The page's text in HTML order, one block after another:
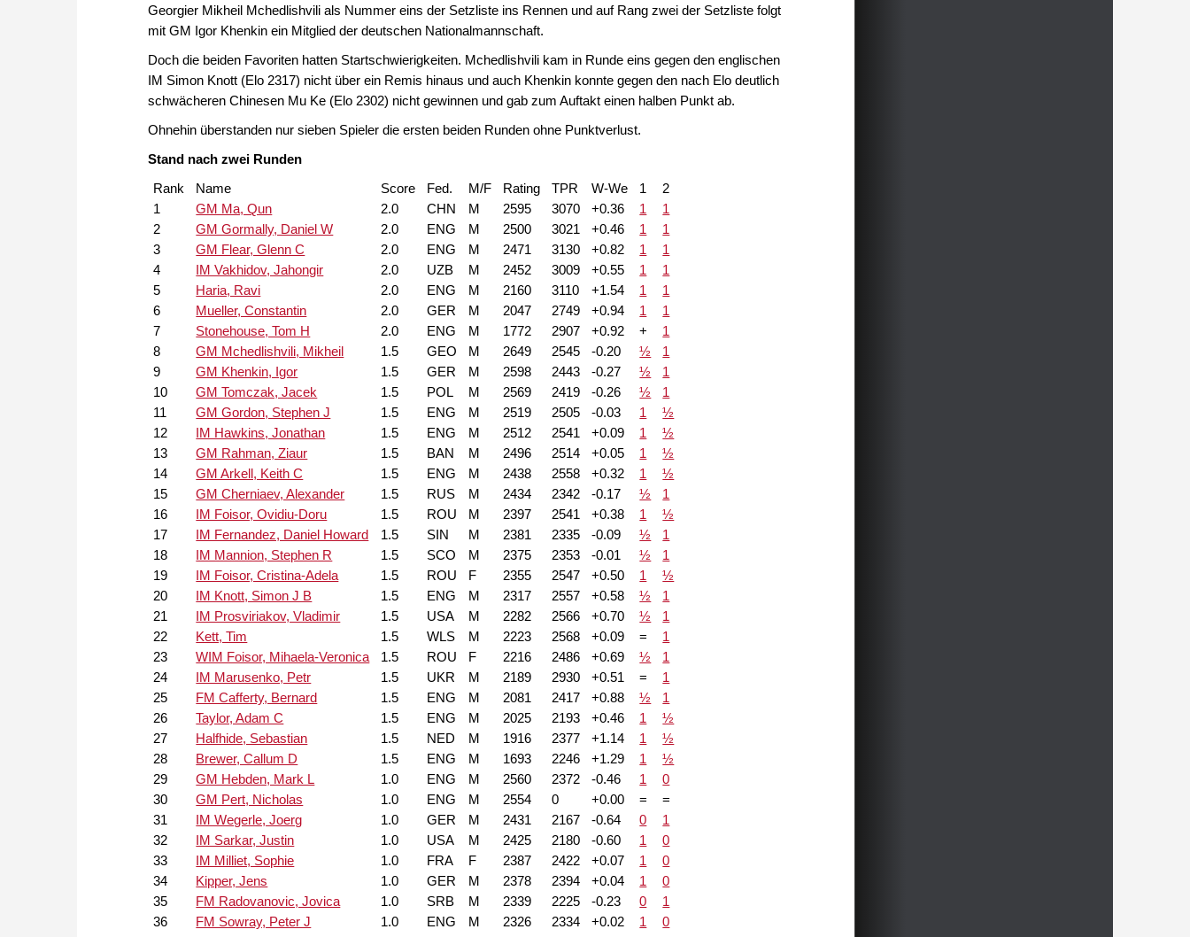
Georgier Mikheil Mchedlishvili als Nummer eins der Setzliste ins Rennen und auf Rang zwei der Setzliste folgt
mit GM Igor Khenkin ein Mitglied der deutschen Nationalmannschaft.
Doch die beiden Favoriten hatten Startschwierigkeiten. Mchedlishvili kam in Runde eins gegen den englischen
IM Simon Knott (Elo 2317) nicht über ein Remis hinaus und auch Khenkin konnte gegen den nach Elo deutlich
schwächeren Chinesen Mu Ke (Elo 2302) nicht gewinnen und gab zum Auftakt einen halben Punkt ab.
Ohnehin überstanden nur sieben Spieler die ersten beiden Runden ohne Punktverlust.
Stand nach zwei Runden
Rank
Name Score Fed. M/F Rating TPR W-We 1
2
1
GM Ma, Qun 2.0 CHN M 2595 3070 +0.36 1
1
2
GM Gormally, Daniel W 2.0 ENG M 2500 3021 +0.46 1
1
3
GM Flear, Glenn C 2.0 ENG M 2471 3130 +0.82 1
1
4
IM Vakhidov, Jahongir 2.0 UZB M 2452 3009 +0.55 1
1
5
Haria, Ravi 2.0 ENG M 2160 3110 +1.54 1
1
6
Mueller, Constantin 2.0 GER M 2047 2749 +0.94 1
1
7
Stonehouse, Tom H 2.0 ENG M 1772 2907 +0.92 +
1
8
GM Mchedlishvili, Mikheil 1.5 GEO M 2649 2545 -0.20 ½
1
9
GM Khenkin, Igor 1.5 GER M 2598 2443 -0.27 ½
1
10
GM Tomczak, Jacek 1.5 POL M 2569 2419 -0.26 ½
1
11
GM Gordon, Stephen J 1.5 ENG M 2519 2505 -0.03 1
½
12
IM Hawkins, Jonathan 1.5 ENG M 2512 2541 +0.09 1
½
13
GM Rahman, Ziaur 1.5 BAN M 2496 2514 +0.05 1
½
14
GM Arkell, Keith C 1.5 ENG M 2438 2558 +0.32 1
½
15
GM Cherniaev, Alexander 1.5 RUS M 2434 2342 -0.17 ½
1
16
IM Foisor, Ovidiu-Doru 1.5 ROU M 2397 2541 +0.38 1
½
17
IM Fernandez, Daniel Howard 1.5 SIN M 2381 2335 -0.09 ½
1
18
IM Mannion, Stephen R 1.5 SCO M 2375 2353 -0.01 ½
1
19
IM Foisor, Cristina-Adela 1.5 ROU F 2355 2547 +0.50 1
½
20
IM Knott, Simon J B 1.5 ENG M 2317 2557 +0.58 ½
1
21
IM Prosviriakov, Vladimir 1.5 USA M 2282 2566 +0.70 ½
1
22
Kett, Tim 1.5 WLS M 2223 2568 +0.09 =
1
23
WIM Foisor, Mihaela-Veronica 1.5 ROU F 2216 2486 +0.69 ½
1
24
IM Marusenko, Petr 1.5 UKR M 2189 2930 +0.51 =
1
25
FM Cafferty, Bernard 1.5 ENG M 2081 2417 +0.88 ½
1
26
Taylor, Adam C 1.5 ENG M 2025 2193 +0.46 1
½
27
Halfhide, Sebastian 1.5 NED M 1916 2377 +1.14 1
½
28
Brewer, Callum D 1.5 ENG M 1693 2246 +1.29 1
½
29
GM Hebden, Mark L 1.0 ENG M 2560 2372 -0.46 1
0
30
GM Pert, Nicholas 1.0 ENG M 2554 0 +0.00 =
=
31
IM Wegerle, Joerg 1.0 GER M 2431 2167 -0.64 0
1
32
IM Sarkar, Justin 1.0 USA M 2425 2180 -0.60 1
0
33
IM Milliet, Sophie 1.0 FRA F 2387 2422 +0.07 1
0
34
Kipper, Jens 1.0 GER M 2378 2394 +0.04 1
0
35
FM Radovanovic, Jovica 1.0 SRB M 2339 2225 -0.23 0
1
36
FM Sowray, Peter J 1.0 ENG M 2326 2334 +0.02 1
0